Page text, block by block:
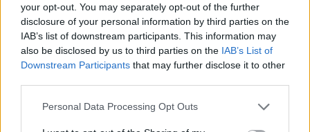
your opt-out. You may separately opt-out of the further
disclosure of your personal information by third parties on the
IAB’s list of downstream participants. This information may
also be disclosed by us to third parties on the IAB’s List of
Downstream Participants that may further disclose it to other
Personal Data Processing Opt Outs
Tuo metu tiltas buvo matomas kaip svarbi transporto
arterija, turinti perimti dalį miesto centro srautų.